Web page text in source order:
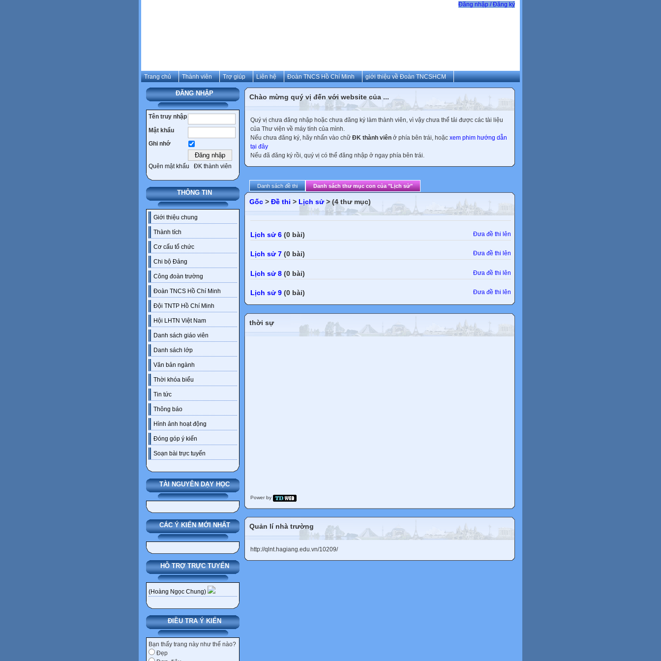
Đăng nhập / Đăng ký
Trang chủ Thành viên Trợ giúp Liên hệ Đoàn TNCS Hồ Chí Minh giới thiệu về Đoàn TNCSHCM
ĐĂNG NHẬP
Tên truy nhập
Mật khẩu
Ghi nhớ
Quên mật khẩu ĐK thành viên
THÔNG TIN
Giới thiệu chung
Thành tích
Cơ cấu tổ chức
Chi bộ Đảng
Công đoàn trường
Đoàn TNCS Hồ Chí Minh
Đội TNTP Hồ Chí Minh
Hội LHTN Việt Nam
Danh sách giáo viên
Danh sách lớp
Văn bản ngành
Thời khóa biểu
Tin tức
Thông báo
Hình ảnh hoạt động
Đóng góp ý kiến
Soạn bài trực tuyến
TÀI NGUYÊN DẠY HỌC
CÁC Ý KIẾN MỚI NHẤT
HỖ TRỢ TRỰC TUYẾN
(Hoàng Ngọc Chung)
ĐIỀU TRA Ý KIẾN
Bạn thấy trang này như thế nào?
Đẹp
Chào mừng quý vị đến với website của ...
Quý vị chưa đăng nhập hoặc chưa đăng ký làm thành viên, vì vậy chưa thể tải được các tài liệu
của Thư viện về máy tính của mình.
Nếu chưa đăng ký, hãy nhấn vào chữ ĐK thành viên ở phía bên trái, hoặc xem phim hướng dẫn
tại đây
Nếu đã đăng ký rồi, quý vị có thể đăng nhập ở ngay phía bên trái.
Danh sách đề thi Danh sách thư mục con của "Lịch sử"
Gốc > Đề thi > Lịch sử> (4 thư mục)
Đưa đề thi lên
Lịch sử 6 (0 bài)
Đưa đề thi lên
Lịch sử 7 (0 bài)
Đưa đề thi lên
Lịch sử 8 (0 bài)
Đưa đề thi lên
Lịch sử 9 (0 bài)
thời sự
Power by
Quản lí nhà trường
http://qlnt.hagiang.edu.vn/10209/